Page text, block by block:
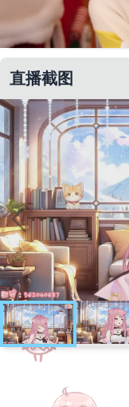
直播截图